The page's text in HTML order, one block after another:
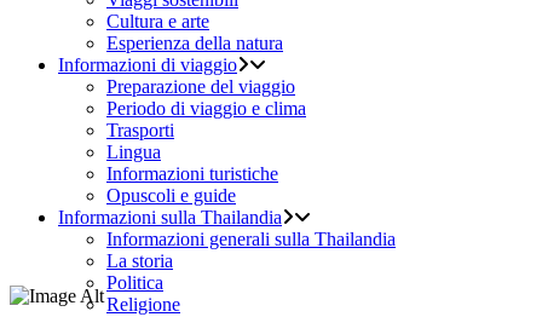
Cultura e arte
Esperienza della natura
Informazioni di viaggio
Preparazione del viaggio
Periodo di viaggio e clima
Trasporti
Lingua
Informazioni turistiche
Opuscoli e guide
Informazioni sulla Thailandia
Informazioni generali sulla Thailandia
La storia
Politica
Religione